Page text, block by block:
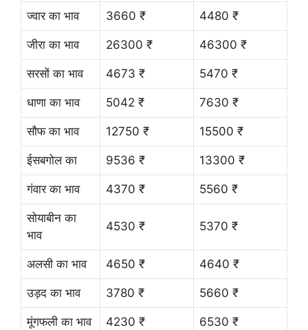
ज्वार का भाव 3660 ₹ 4480 ₹
जीरा का भाव 26300 ₹ 46300 ₹
सरसों का भाव 4673 ₹ 5470 ₹
धाणा का भाव 5042 ₹ 7630 ₹
सौफ का भाव 12750 ₹ 15500 ₹
ईसबगोल का 9536 ₹ 13300 ₹
गंवार का भाव 4370 ₹ 5560 ₹
सोयाबीन का
भाव
4530 ₹ 5370 ₹
अलसी का भाव 4650 ₹ 4640 ₹
उड़द का भाव 3780 ₹ 5660 ₹
मूंगफली का भाव 4230 ₹ 6530 ₹